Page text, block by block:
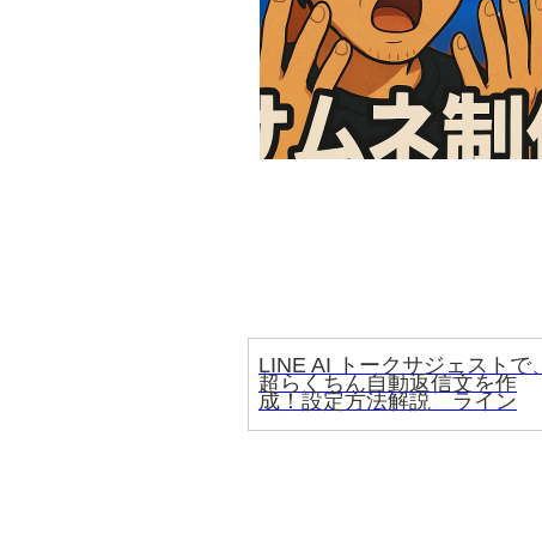
LINE AI トークサジェストで、
超らくちん自動返信文を作
成！設定方法解説 ライン